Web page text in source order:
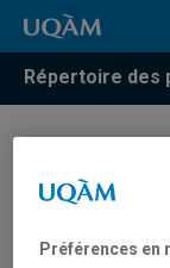
Répertoire
Préférences en